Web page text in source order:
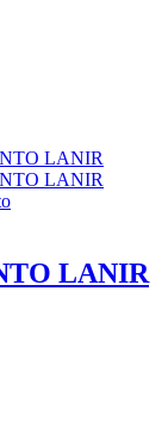
LANIR